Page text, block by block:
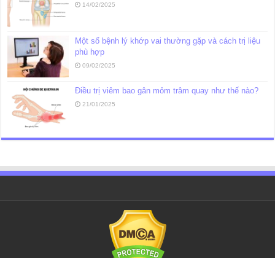
14/02/2025
Một số bệnh lý khớp vai thường gặp và cách trị liệu
phù hợp
09/02/2025
Điều trị viêm bao gân mỏm trâm quay như thế nào?
21/01/2025